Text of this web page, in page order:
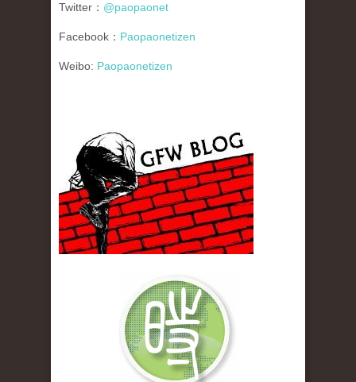
Twitter： @paopaonet
Facebook： Paopaonetizen
Weibo: Paopaonetizen
gfw_blog_small.jpg